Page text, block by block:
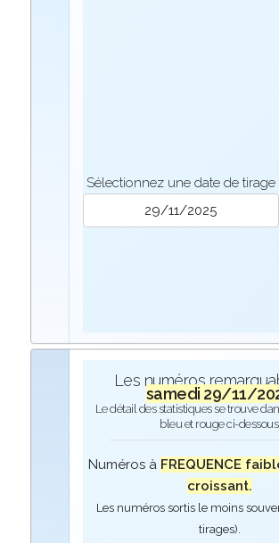
Sélectionnez une date de tirage
Les numéros
samedi 29/11/
Le détail des statistiques se trouve
bleu et rouge ci-dessous.
Numéros à FREQUENCE
croissant.
Les numéros sortis le moins
tirages).